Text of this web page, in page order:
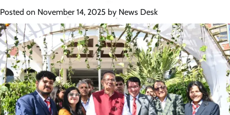
Posted on November 14, 2025 by News Desk